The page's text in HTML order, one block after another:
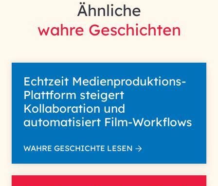
Ähnliche
wahre Geschichten
Echtzeit Medienproduktions-
Plattform steigert
Kollaboration und
automatisiert Film-Workflows
WAHRE GESCHICHTE LESEN